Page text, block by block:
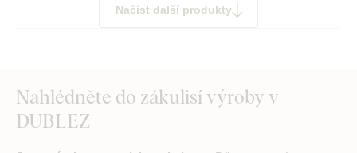
Načíst další produkty
Nahlédněte do zákulisí výroby v
DUBLEZ